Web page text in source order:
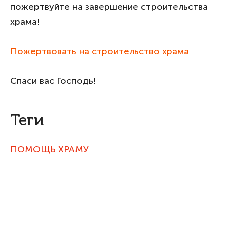
пожертвуйте на завершение строительства
храма!
Пожертвовать на строительство храма
Спаси вас Господь!
Теги
ПОМОЩЬ ХРАМУ